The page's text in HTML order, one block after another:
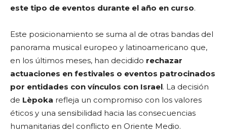
este tipo de eventos durante el año en curso.
Este posicionamiento se suma al de otras bandas del
panorama musical europeo y latinoamericano que,
en los últimos meses, han decidido rechazar
actuaciones en festivales o eventos patrocinados
por entidades con vínculos con Israel. La decisión
de Lèpoka refleja un compromiso con los valores
éticos y una sensibilidad hacia las consecuencias
humanitarias del conflicto en Oriente Medio.